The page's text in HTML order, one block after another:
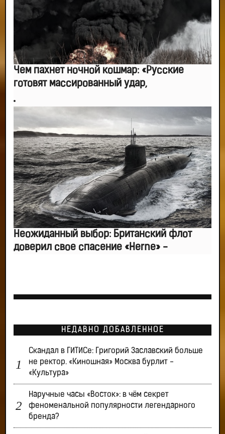
Чем пахнет ночной кошмар: «Русские
готовят массированный удар,
Неожиданный выбор: Британский флот
доверил свое спасение «Herne» -
НЕДАВНО ДОБАВЛЕННОЕ
Скандал в ГИТИСе: Григорий Заславский больше
не ректор. «Киношная» Москва бурлит -
«Культура»
Наручные часы «Восток»: в чём секрет
феноменальной популярности легендарного
бренда?